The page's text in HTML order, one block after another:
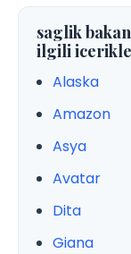
saglik
ilgili
Alaska
Amazon
Asya
Avatar
Dita
Giana